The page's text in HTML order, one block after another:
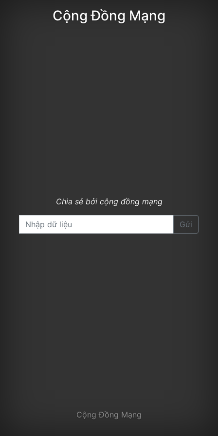
Cộng Đồng Mạng
Chia sẻ bởi cộng đồng mạng
Gửi
Cộng Đồng Mạng